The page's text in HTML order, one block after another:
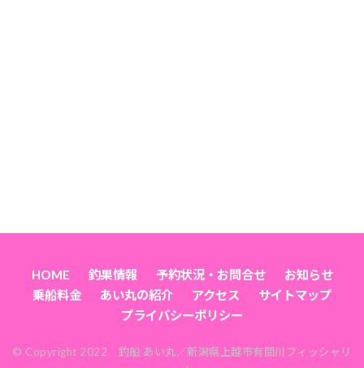
HOME 釣果情報 予約状況・お問合せ
お知らせ
乗船料金
あい丸の紹介 アクセス
サイトマップ
プライバシーポリシー
© Copyright 2022 釣船 あい丸／新潟県上越市有間川フィッシャリ